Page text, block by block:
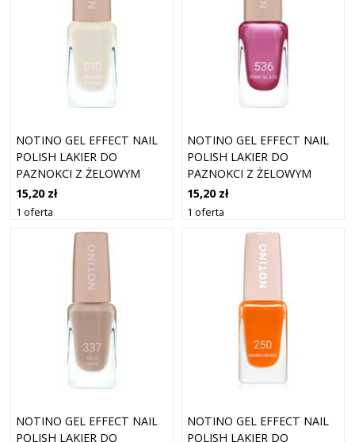
NOTINO GEL EFFECT NAIL
POLISH LAKIER DO
PAZNOKCI Z ŻELOWYM
EFEKTEM 010 ANTIQUE
DREAM 10 ML
15,20 zł
1 oferta
NOTINO GEL EFFECT NAIL
POLISH LAKIER DO
PAZNOKCI Z ŻELOWYM
EFEKTEM 536 PINK GLAZE
10 ML
15,20 zł
1 oferta
NOTINO GEL EFFECT NAIL
POLISH LAKIER DO
NOTINO GEL EFFECT NAIL
POLISH LAKIER DO